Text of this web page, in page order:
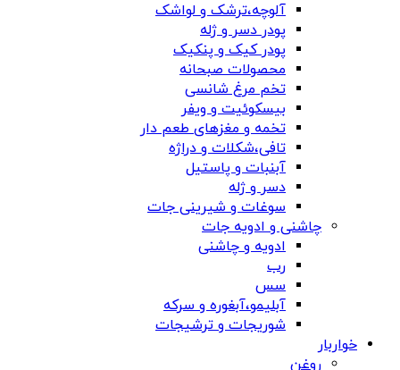
آلوچه،ترشک و لواشک
پودر دسر و ژله
پودر کیک و پنکیک
محصولات صبحانه
تخم مرغ شانسی
بیسکوئیت و ویفر
تخمه و مغزهای طعم دار
تافی،شکلات و دراژه
آبنبات و پاستیل
دسر و ژله
سوغات و شیرینی جات
چاشنی و ادویه جات
ادویه و چاشنی
رب
سس
آبلیمو،آبغوره و سرکه
شوریجات و ترشیجات
خواربار
روغن